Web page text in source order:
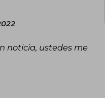
noticia, ustedes me